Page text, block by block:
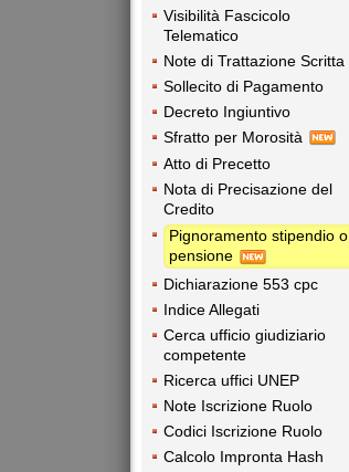
Visibilità Fascicolo
Telematico
Note di Trattazione Scritta
Sollecito di Pagamento
Decreto Ingiuntivo
Sfratto per Morosità
Atto di Precetto
Nota di Precisazione del
Credito
Pignoramento stipendio o
pensione
Dichiarazione 553 cpc
Indice Allegati
Cerca ufficio giudiziario
competente
Ricerca uffici UNEP
Note Iscrizione Ruolo
Codici Iscrizione Ruolo
Calcolo Impronta Hash